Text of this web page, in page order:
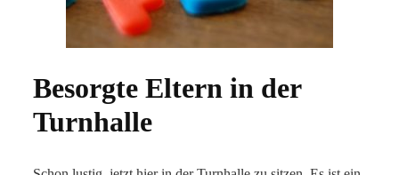
Besorgte Eltern in der
Turnhalle